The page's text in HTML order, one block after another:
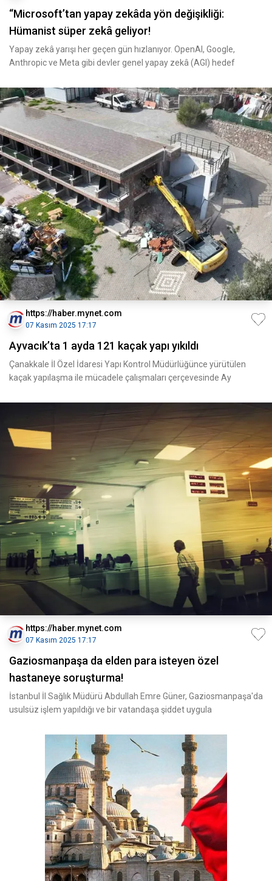
“Microsoft’tan yapay zekâda yön değişikliği:
Hümanist süper zekâ geliyor!
Yapay zekâ yarışı her geçen gün hızlanıyor. OpenAI, Google,
Anthropic ve Meta gibi devler genel yapay zekâ (AGI) hedef
https://haber.mynet.com
07 Kasım 2025 17:17
Ayvacık’ta 1 ayda 121 kaçak yapı yıkıldı
Çanakkale İl Özel İdaresi Yapı Kontrol Müdürlüğünce yürütülen
kaçak yapılaşma ile mücadele çalışmaları çerçevesinde Ay
https://haber.mynet.com
07 Kasım 2025 17:17
Gaziosmanpaşa da elden para isteyen özel
hastaneye soruşturma!
İstanbul İl Sağlık Müdürü Abdullah Emre Güner, Gaziosmanpaşa'da
usulsüz işlem yapıldığı ve bir vatandaşa şiddet uygula